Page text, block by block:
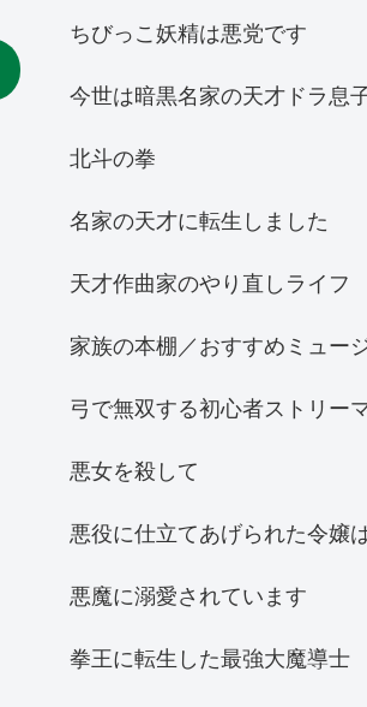
ちびっこ妖精は悪党です
今世は暗黒名家の天才ドラ息
北斗の拳
名家の天才に転生しました
天才作曲家のやり直しライフ
家族の本棚／おすすめミュー
弓で無双する初心者ストリー
悪女を殺して
悪役に仕立てあげられた令嬢
悪魔に溺愛されています
拳王に転生した最強大魔導士